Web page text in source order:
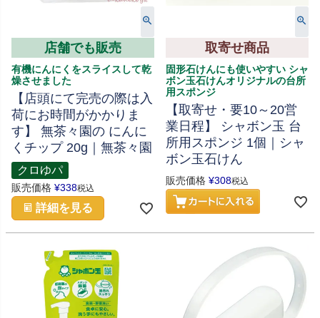
店舗でも販売
有機にんにくをスライスして乾
燥させました
【店頭にて完売の際は入
荷にお時間がかかりま
す】 無茶々園の にんに
くチップ 20g｜無茶々園
クロゆパ
販売価格 ¥338税込
詳細を見る
取寄せ商品
固形石けんにも使いやすい シャ
ボン玉石けんオリジナルの台所
用スポンジ
【取寄せ・要10～20営
業日程】 シャボン玉 台
所用スポンジ 1個｜シャ
ボン玉石けん
販売価格 ¥308税込